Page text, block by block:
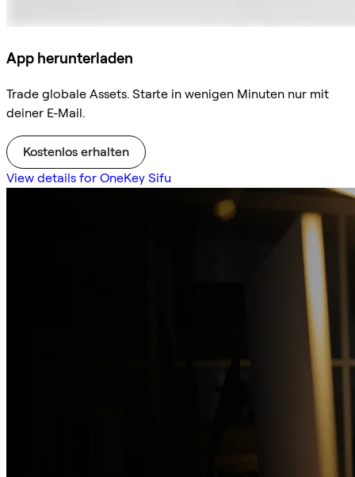
App herunterladen
Trade globale Assets. Starte in wenigen Minuten nur mit
deiner E-Mail.
Kostenlos erhalten
View details for OneKey Sifu